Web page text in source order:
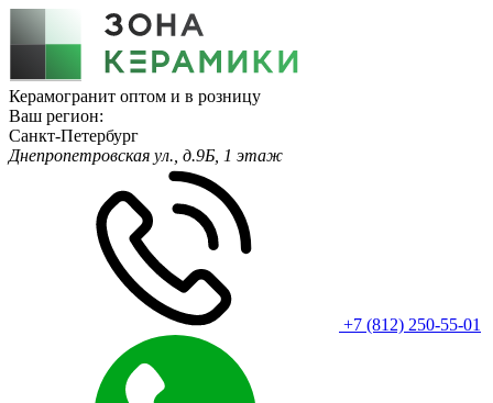
Керамогранит оптом и в розницу
Ваш регион:
Санкт-Петербург
Днепропетровская ул., д.9Б, 1 этаж
+7 (812) 250-55-01